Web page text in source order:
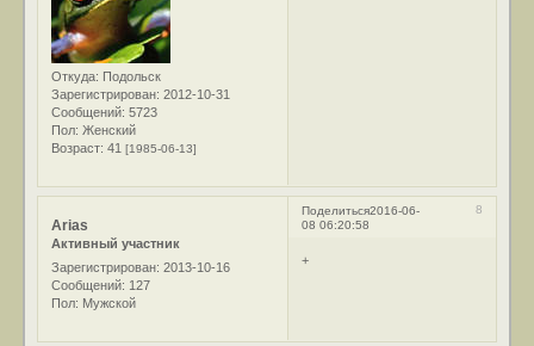
Откуда: Подольск
Зарегистрирован: 2012-10-31
Сообщений: 5723
Пол: Женский
Возраст: 41[1985-06-13]
Поделиться 8
2016-06-
08 06:20:58
Arias
Активный участник
Зарегистрирован: 2013-10-16
Сообщений: 127
Пол: Мужской
+